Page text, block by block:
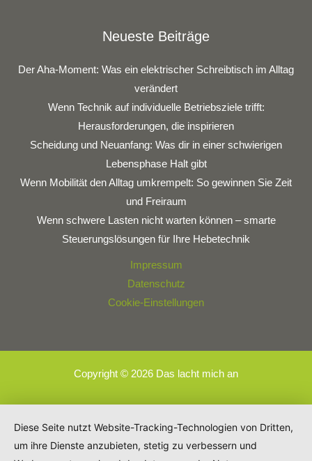
Neueste Beiträge
Der Aha-Moment: Was ein elektrischer Schreibtisch im Alltag
verändert
Wenn Technik auf individuelle Betriebsziele trifft:
Herausforderungen, die inspirieren
Scheidung und Neuanfang: Was dir in einer schwierigen
Lebensphase Halt gibt
Wenn Mobilität den Alltag umkrempelt: So gewinnen Sie Zeit
und Freiraum
Wenn schwere Lasten nicht warten können – smarte
Steuerungslösungen für Ihre Hebetechnik
Impressum
Datenschutz
Cookie-Einstellungen
Copyright © 2026 Das lacht mich an
Diese Seite nutzt Website-Tracking-Technologien von Dritten,
um ihre Dienste anzubieten, stetig zu verbessern und